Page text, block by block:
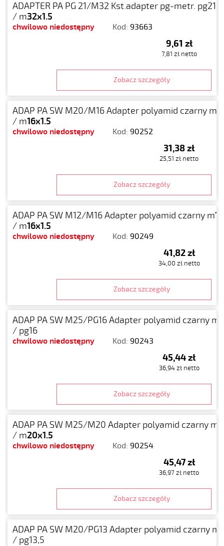
ADAPTER PA PG 21/M32 Kst.adapter pg-metr. pg21
/ m32x1.5
chwilowo niedostępny Kod: 93663
9,61 zł
7,81 zł netto
Zobacz szczegóły
ADAP PA SW M20/M16 Adapter polyamid czarny m
/ m16x1.5
chwilowo niedostępny Kod: 90252
31,38 zł
25,51 zł netto
Zobacz szczegóły
ADAP PA SW M12/M16 Adapter polyamid czarny m
/ m16x1.5
chwilowo niedostępny Kod: 90249
41,82 zł
34,00 zł netto
Zobacz szczegóły
ADAP PA SW M25/PG16 Adapter polyamid czarny m
/ pg16
chwilowo niedostępny Kod: 90243
45,44 zł
36,94 zł netto
Zobacz szczegóły
ADAP PA SW M25/M20 Adapter polyamid czarny m
/ m20x1.5
chwilowo niedostępny Kod: 90254
45,47 zł
36,97 zł netto
Zobacz szczegóły
ADAP PA SW M20/PG13 Adapter polyamid czarny m
/ pg13,5